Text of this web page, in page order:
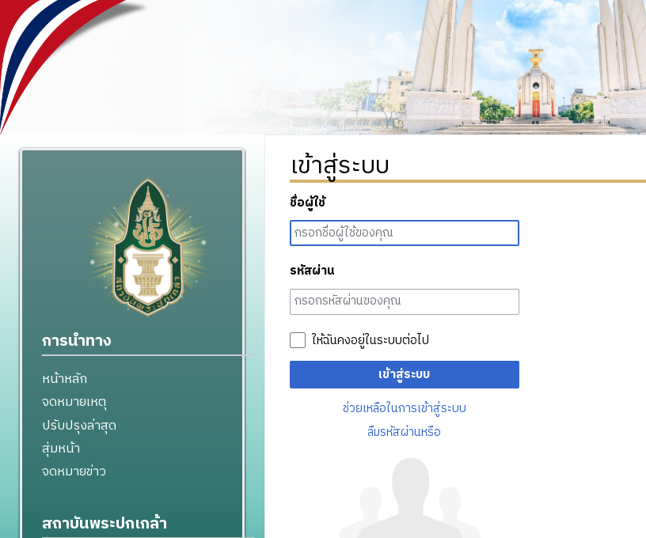
เข้าสู่ระบบ
ชื่อผู้ใช้
รหัสผ่าน
ให้ฉันคงอยู่ในระบบต่อไป
เข้าสู่ระบบ
ช่วยเหลือในการเข้าสู่ระบบ
ลืมรหัสผ่านหรือ
การนำทาง
หน้าหลัก
จดหมายเหตุ
ปรับปรุงล่าสุด
สุ่มหน้า
จดหมายข่าว
สถาบันพระปกเกล้า